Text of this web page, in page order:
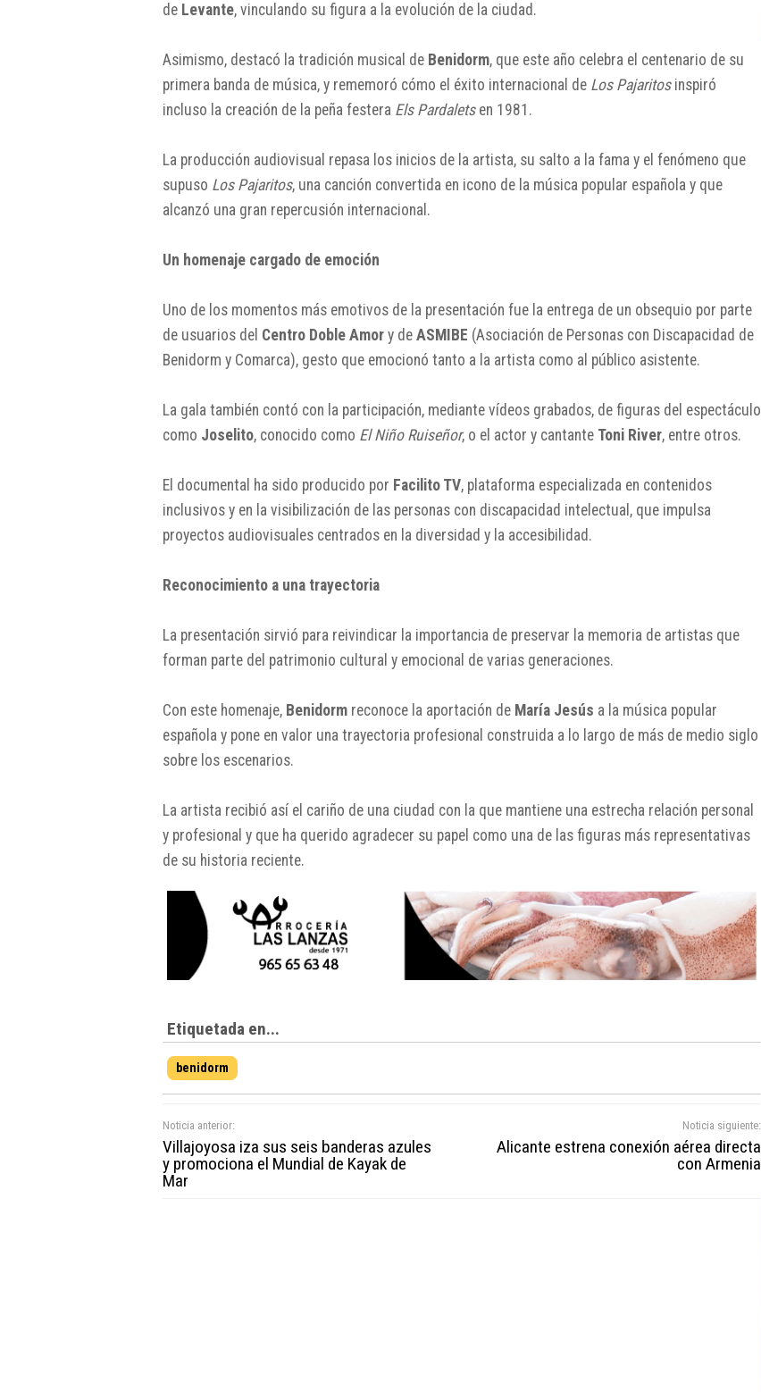
de Levante, vinculando su figura a la evolución de la ciudad.
Asimismo, destacó la tradición musical de Benidorm, que este año celebra el centenario de su
primera banda de música, y rememoró cómo el éxito internacional de Los Pajaritosinspiró
incluso la creación de la peña festera Els Pardaletsen 1981.
La producción audiovisual repasa los inicios de la artista, su salto a la fama y el fenómeno que
supuso Los Pajaritos, una canción convertida en icono de la música popular española y que
alcanzó una gran repercusión internacional.
Un homenaje cargado de emoción
Uno de los momentos más emotivos de la presentación fue la entrega de un obsequio por parte
de usuarios del Centro Doble Amor y de ASMIBE (Asociación de Personas con Discapacidad de
Benidorm y Comarca), gesto que emocionó tanto a la artista como al público asistente.
La gala también contó con la participación, mediante vídeos grabados, de figuras del espectáculo
como Joselito, conocido como El Niño Ruiseñor, o el actor y cantante Toni River, entre otros.
El documental ha sido producido por Facilito TV, plataforma especializada en contenidos
inclusivos y en la visibilización de las personas con discapacidad intelectual, que impulsa
proyectos audiovisuales centrados en la diversidad y la accesibilidad.
Reconocimiento a una trayectoria
La presentación sirvió para reivindicar la importancia de preservar la memoria de artistas que
forman parte del patrimonio cultural y emocional de varias generaciones.
Con este homenaje, Benidorm reconoce la aportación de María Jesús a la música popular
española y pone en valor una trayectoria profesional construida a lo largo de más de medio siglo
sobre los escenarios.
La artista recibió así el cariño de una ciudad con la que mantiene una estrecha relación personal
y profesional y que ha querido agradecer su papel como una de las figuras más representativas
de su historia reciente.
Etiquetada en...
benidorm
Noticia anterior:
Villajoyosa iza sus seis banderas azules
y promociona el Mundial de Kayak de
Mar
Noticia siguiente:
Alicante estrena conexión aérea directa
con Armenia